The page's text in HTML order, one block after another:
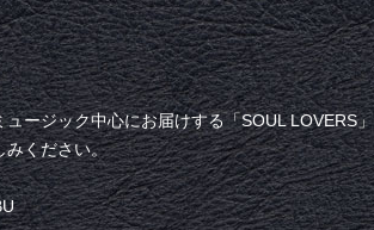
ージック中心にお届けする「SOUL LOVERS」
みください。